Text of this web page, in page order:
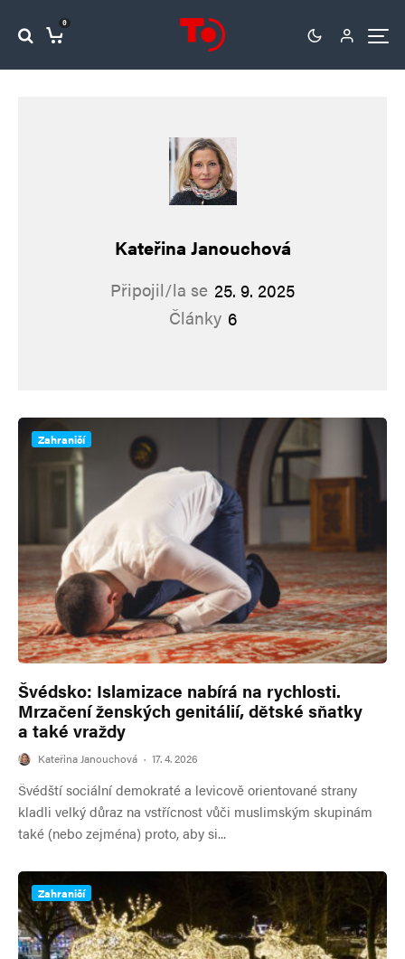
0
Kateřina Janouchová
Připojil/la se 25. 9. 2025
Články 6
Zahraničí
Švédsko: Islamizace nabírá na rychlosti.
Mrzačení ženských genitálií, dětské sňatky
a také vraždy
Kateřina Janouchová · 17. 4. 2026
Švédští sociální demokraté a levicově orientované strany
kladli velký důraz na vstřícnost vůči muslimským skupinám
také (nebo zejména) proto, aby si...
Zahraničí